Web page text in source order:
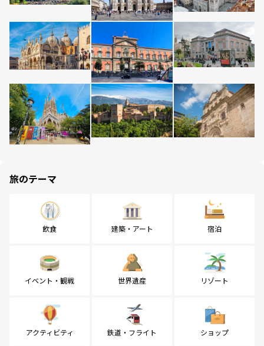
旅のテーマ
飲食 建築・アート 宿泊
イベント・観戦 世界遺産 リゾート
アクティビティ 鉄道・フライト ショップ